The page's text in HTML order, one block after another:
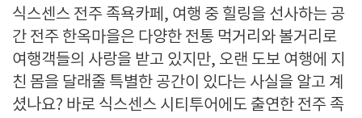
식스센스 전주 족욕카페, 여행 중 힐링을 선사하는 공
간 전주 한옥마을은 다양한 전통 먹거리와 볼거리로
여행객들의 사랑을 받고 있지만, 오랜 도보 여행에 지
친 몸을 달래줄 특별한 공간이 있다는 사실을 알고 계
셨나요? 바로 식스센스 시티투어에도 출연한 전주 족